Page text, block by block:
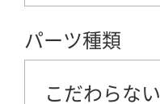
パーツ種類
こだわらない